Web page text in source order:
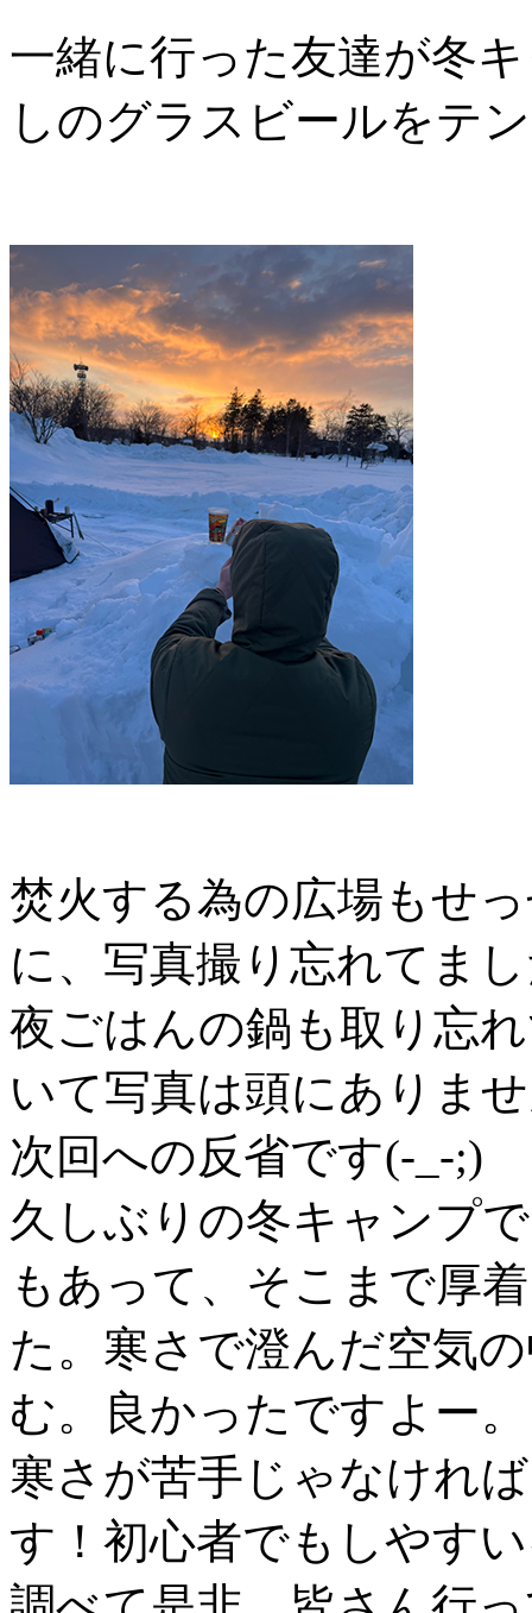
一緒に行った友達が冬
しのグラスビールをテ
焚火する為の広場もせ
に、写真撮り忘れてま
夜ごはんの鍋も取り忘
いて写真は頭にありま
次回への反省です(-_-;)
久しぶりの冬キャンプ
もあって、そこまで厚
た。寒さで澄んだ空気
む。良かったですよー。
寒さが苦手じゃなけれ
す！初心者でもしやす